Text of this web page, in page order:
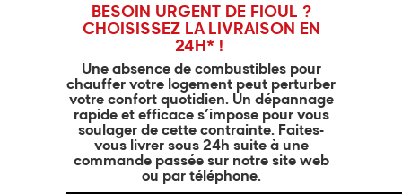
BESOIN URGENT DE FIOUL ?
CHOISISSEZ LA LIVRAISON EN
24H* !
Une absence de combustibles pour
chauffer votre logement peut perturber
votre confort quotidien. Un dépannage
rapide et efficace s’impose pour vous
soulager de cette contrainte. Faites-
vous livrer sous 24h suite à une
commande passée sur notre site web
ou par téléphone.